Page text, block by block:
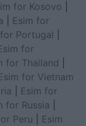
for Kosovo
Esim for
Portugal
for
for Thailand
for Vietnam
Esim for
for Russia
Peru
Esim